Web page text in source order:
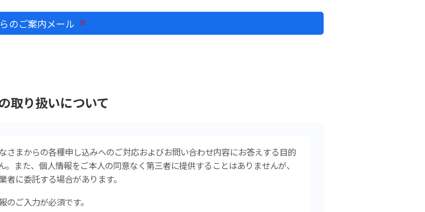
のご案内メール
取り扱いについて
まからの各種申し込みへのご対応およびお問い合わせ内容にお答えする目的
また、個人情報をご本人の同意なく第三者に提供することはありませんが、
に委託する場合があります。
ご入力が必須です。